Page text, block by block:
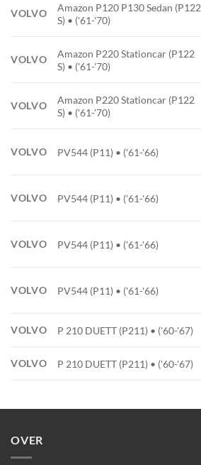
VOLVO
Amazon P120 P130 Sedan (P122
S) • ('61-'70)
VOLVO
Amazon P220 Stationcar (P122
S) • ('61-'70)
VOLVO
Amazon P220 Stationcar (P122
S) • ('61-'70)
VOLVO PV544 (P11) • ('61-'66)
VOLVO PV544 (P11) • ('61-'66)
VOLVO PV544 (P11) • ('61-'66)
VOLVO PV544 (P11) • ('61-'66)
VOLVO P 210 DUETT (P211) • ('60-'67)
VOLVO P 210 DUETT (P211) • ('60-'67)
OVER